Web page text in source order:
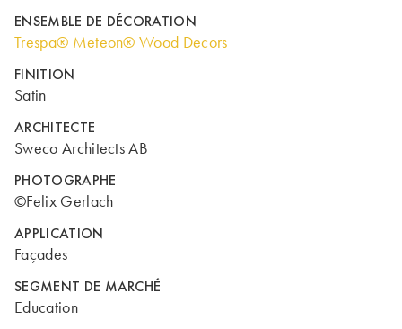
ENSEMBLE DE DÉCORATION
Trespa® Meteon® Wood Decors
FINITION
Satin
ARCHITECTE
Sweco Architects AB
PHOTOGRAPHE
©Felix Gerlach
APPLICATION
Façades
SEGMENT DE MARCHÉ
Education